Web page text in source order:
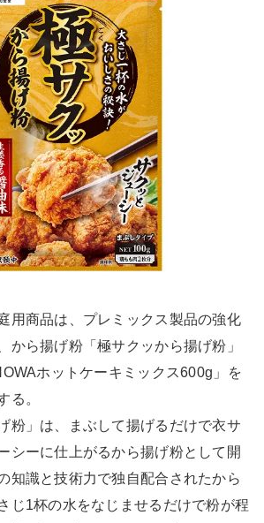
用商品は、プレミックス製品の強化
から揚げ粉「極サクッから揚げ粉」
ホットケーキミックス600g」を
る。
粉」は、まぶして揚げるだけで衣サ
シーに仕上がるから揚げ粉として開
知識と技術力で独自配合されたから
じ1杯の水をなじませるだけで粉が程